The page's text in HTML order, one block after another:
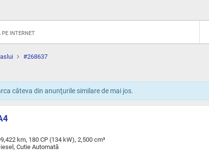
INTERNET
#268637
câteva din anunţurile similare de mai jos.
km, 180 CP (134 kW), 2,500 cm³
Cutie Automată